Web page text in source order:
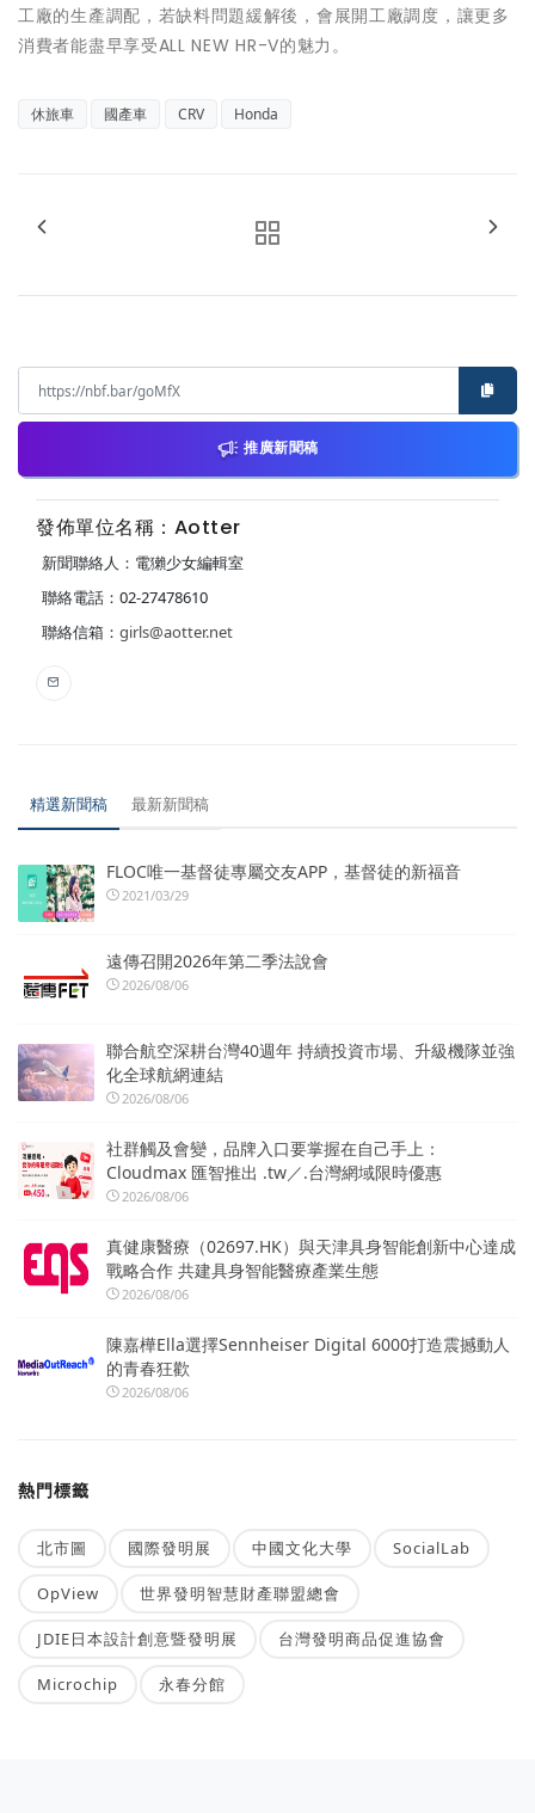
工廠的生產調配，若缺料問題緩解後，會展開工廠調度，讓更多
消費者能盡早享受ALL NEW HR-V的魅力。
休旅車 國產車 CRV Honda
推廣新聞稿
發佈單位名稱：Aotter
新聞聯絡人：電獺少女編輯室
聯絡電話：02-27478610
聯絡信箱： girls@aotter.net
精選新聞稿 最新新聞稿
FLOC唯一基督徒專屬交友APP，基督徒的新福音
2021/03/29
遠傳召開2026年第二季法說會
2026/08/06
聯合航空深耕台灣40週年 持續投資市場、升級機隊並強
化全球航網連結
2026/08/06
社群觸及會變，品牌入口要掌握在自己手上：
Cloudmax 匯智推出 .tw／.台灣網域限時優惠
2026/08/06
真健康醫療（02697.HK）與天津具身智能創新中心達成
戰略合作 共建具身智能醫療產業生態
2026/08/06
陳嘉樺Ella選擇Sennheiser Digital 6000打造震撼動人
的青春狂歡
2026/08/06
熱門標籤
北市圖 國際發明展 中國文化大學 SocialLab
OpView 世界發明智慧財產聯盟總會
JDIE日本設計創意暨發明展 台灣發明商品促進協會
Microchip 永春分館